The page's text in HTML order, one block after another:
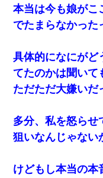
本当は今も娘がこ
でたまらなかった
具体的になにがど
てたのかは聞いて
ただただ大嫌いだ
多分、私を怒らせ
狙いなんじゃない
けどもし本当の本